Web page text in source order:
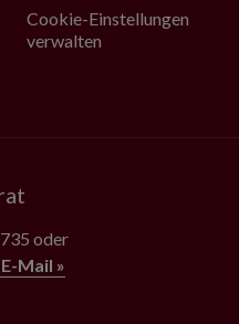
Cookie-Einstellungen
verwalten
oder
Mail »